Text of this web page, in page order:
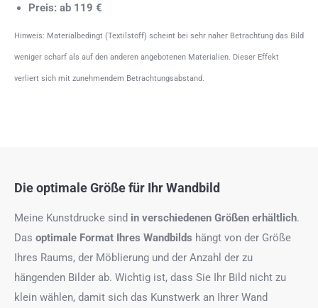
Preis: ab 119 €
Hinweis: Materialbedingt (Textilstoff) scheint bei sehr naher Betrachtung das Bild
weniger scharf als auf den anderen angebotenen Materialien. Dieser Effekt
verliert sich mit zunehmendem Betrachtungsabstand.
Die optimale Größe für Ihr Wandbild
Meine Kunstdrucke sind in verschiedenen Größen erhältlich.
Das optimale Format Ihres Wandbilds hängt von der Größe
Ihres Raums, der Möblierung und der Anzahl der zu
hängenden Bilder ab. Wichtig ist, dass Sie Ihr Bild nicht zu
klein wählen, damit sich das Kunstwerk an Ihrer Wand